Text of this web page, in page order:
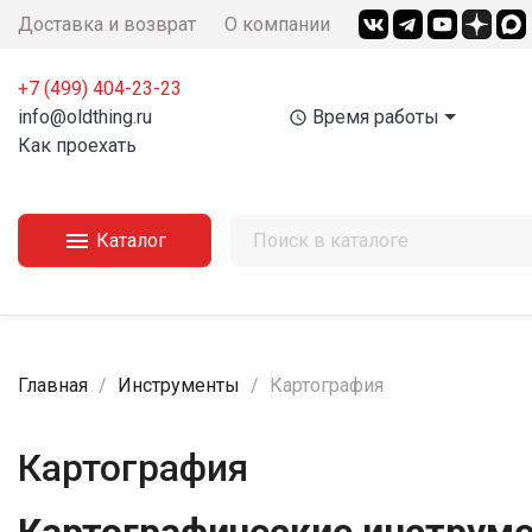
Доставка и возврат О компании
+7 (499) 404-23-23‬
info@oldthing.ru
Как проехать
access_time Время работы
 Каталог
Главная Инструменты Картография
Картография